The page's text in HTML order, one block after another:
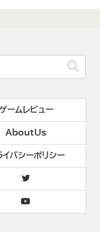
ームレビュー
AboutUs
イバシーポリシー